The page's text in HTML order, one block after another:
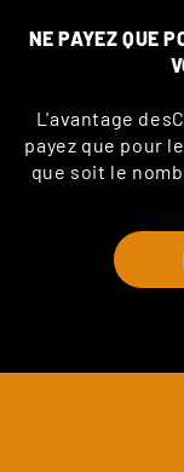
NE PAYEZ QUE
L'avantage
payez que pour
que soit le